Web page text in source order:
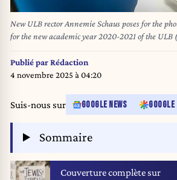
New ULB rector Annemie Schaus poses for the
for the new academic year 2020-2021 of the
Bruxelles) university and the installation of the
September 2020 in Brussels. BELGA PHOTO
Publié parRédaction
4 novembre 2025 à 04:20
Suis-nous sur GOOGLE NEWS
Sommaire
Couverture complète sur